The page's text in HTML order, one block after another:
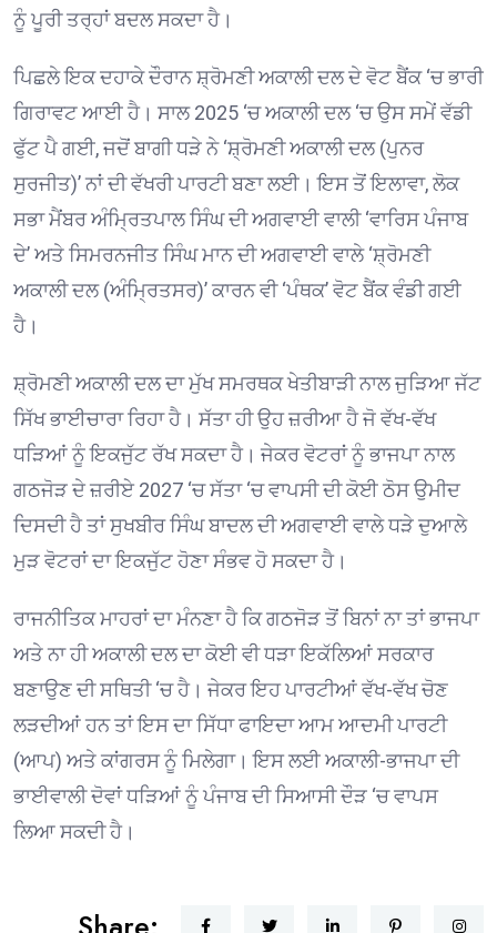
ਨੂੰ ਪੂਰੀ ਤਰ੍ਹਾਂ ਬਦਲ ਸਕਦਾ ਹੈ।
ਪਿਛਲੇ ਇਕ ਦਹਾਕੇ ਦੌਰਾਨ ਸ਼੍ਰੋਮਣੀ ਅਕਾਲੀ ਦਲ ਦੇ ਵੋਟ ਬੈਂਕ ‘ਚ ਭਾਰੀ
ਗਿਰਾਵਟ ਆਈ ਹੈ। ਸਾਲ 2025 ‘ਚ ਅਕਾਲੀ ਦਲ ‘ਚ ਉਸ ਸਮੇਂ ਵੱਡੀ
ਫੁੱਟ ਪੈ ਗਈ, ਜਦੋਂ ਬਾਗੀ ਧੜੇ ਨੇ ‘ਸ਼੍ਰੋਮਣੀ ਅਕਾਲੀ ਦਲ (ਪੁਨਰ
ਸੁਰਜੀਤ)’ ਨਾਂ ਦੀ ਵੱਖਰੀ ਪਾਰਟੀ ਬਣਾ ਲਈ। ਇਸ ਤੋਂ ਇਲਾਵਾ, ਲੋਕ
ਸਭਾ ਮੈਂਬਰ ਅੰਮ੍ਰਿਤਪਾਲ ਸਿੰਘ ਦੀ ਅਗਵਾਈ ਵਾਲੀ ‘ਵਾਰਿਸ ਪੰਜਾਬ
ਦੇ’ ਅਤੇ ਸਿਮਰਨਜੀਤ ਸਿੰਘ ਮਾਨ ਦੀ ਅਗਵਾਈ ਵਾਲੇ ‘ਸ਼੍ਰੋਮਣੀ
ਅਕਾਲੀ ਦਲ (ਅੰਮ੍ਰਿਤਸਰ)’ ਕਾਰਨ ਵੀ ‘ਪੰਥਕ’ ਵੋਟ ਬੈਂਕ ਵੰਡੀ ਗਈ
ਹੈ।
ਸ਼੍ਰੋਮਣੀ ਅਕਾਲੀ ਦਲ ਦਾ ਮੁੱਖ ਸਮਰਥਕ ਖੇਤੀਬਾੜੀ ਨਾਲ ਜੁੜਿਆ ਜੱਟ
ਸਿੱਖ ਭਾਈਚਾਰਾ ਰਿਹਾ ਹੈ। ਸੱਤਾ ਹੀ ਉਹ ਜ਼ਰੀਆ ਹੈ ਜੋ ਵੱਖ-ਵੱਖ
ਧੜਿਆਂ ਨੂੰ ਇਕਜੁੱਟ ਰੱਖ ਸਕਦਾ ਹੈ। ਜੇਕਰ ਵੋਟਰਾਂ ਨੂੰ ਭਾਜਪਾ ਨਾਲ
ਗਠਜੋੜ ਦੇ ਜ਼ਰੀਏ 2027 ‘ਚ ਸੱਤਾ ‘ਚ ਵਾਪਸੀ ਦੀ ਕੋਈ ਠੋਸ ਉਮੀਦ
ਦਿਸਦੀ ਹੈ ਤਾਂ ਸੁਖਬੀਰ ਸਿੰਘ ਬਾਦਲ ਦੀ ਅਗਵਾਈ ਵਾਲੇ ਧੜੇ ਦੁਆਲੇ
ਮੁੜ ਵੋਟਰਾਂ ਦਾ ਇਕਜੁੱਟ ਹੋਣਾ ਸੰਭਵ ਹੋ ਸਕਦਾ ਹੈ।
ਰਾਜਨੀਤਿਕ ਮਾਹਰਾਂ ਦਾ ਮੰਨਣਾ ਹੈ ਕਿ ਗਠਜੋੜ ਤੋਂ ਬਿਨਾਂ ਨਾ ਤਾਂ ਭਾਜਪਾ
ਅਤੇ ਨਾ ਹੀ ਅਕਾਲੀ ਦਲ ਦਾ ਕੋਈ ਵੀ ਧੜਾ ਇਕੱਲਿਆਂ ਸਰਕਾਰ
ਬਣਾਉਣ ਦੀ ਸਥਿਤੀ ‘ਚ ਹੈ। ਜੇਕਰ ਇਹ ਪਾਰਟੀਆਂ ਵੱਖ-ਵੱਖ ਚੋਣ
ਲੜਦੀਆਂ ਹਨ ਤਾਂ ਇਸ ਦਾ ਸਿੱਧਾ ਫਾਇਦਾ ਆਮ ਆਦਮੀ ਪਾਰਟੀ
(ਆਪ) ਅਤੇ ਕਾਂਗਰਸ ਨੂੰ ਮਿਲੇਗਾ। ਇਸ ਲਈ ਅਕਾਲੀ-ਭਾਜਪਾ ਦੀ
ਭਾਈਵਾਲੀ ਦੋਵਾਂ ਧੜਿਆਂ ਨੂੰ ਪੰਜਾਬ ਦੀ ਸਿਆਸੀ ਦੌੜ ‘ਚ ਵਾਪਸ
ਲਿਆ ਸਕਦੀ ਹੈ।